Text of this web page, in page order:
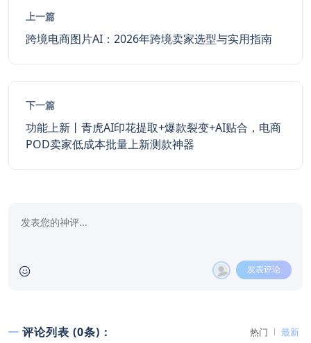
上一篇
跨境电商图片AI：2026年跨境卖家选型与实用指南
下一篇
功能上新丨青虎AI印花提取+爆款裂变+AI贴合，电商
POD卖家低成本批量上新测款神器
发表评论
评论列表 (0条)： 热门 最新